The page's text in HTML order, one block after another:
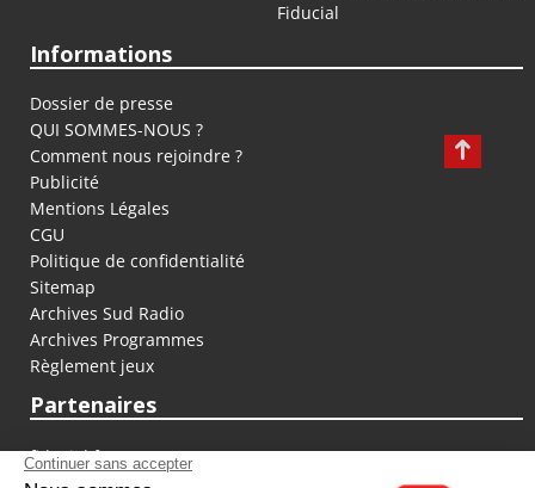
Fiducial
Informations
Dossier de presse
QUI SOMMES-NOUS ?
Comment nous rejoindre ?
Publicité
Mentions Légales
CGU
Politique de confidentialité
Sitemap
Archives Sud Radio
Archives Programmes
Règlement jeux
Partenaires
fiducial.fr